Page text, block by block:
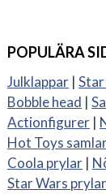
POPULÄRA
Julklappar |
Bobble head |
Actionfigurer |
Hot Toys
Coola prylar |
Star Wars prylar